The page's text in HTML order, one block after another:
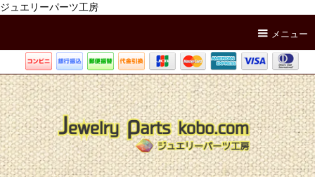
ジュエリーパーツ工房
メニュー